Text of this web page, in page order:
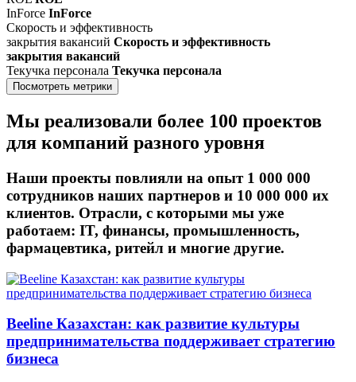
InForce InForce
Cкорость и эффективность
закрытия вакансий Cкорость и эффективность
закрытия вакансий
Текучка персонала Текучка персонала
Посмотреть метрики
Мы реализовали более 100 проектов
для компаний разного уровня
Наши проекты повлияли на опыт 1 000 000
сотрудников наших партнеров и 10 000 000 их
клиентов. Отрасли, с которыми мы уже
работаем: IT, финансы, промышленность,
фармацевтика, ритейл и многие другие.
Beeline Казахстан: как развитие культуры
предпринимательства поддерживает стратегию
бизнеса